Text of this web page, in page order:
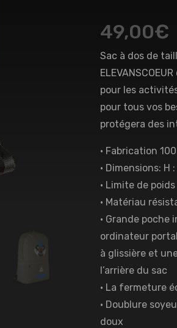
49,00€
Sac à dos de
pour les
pour tous vos
protégera des
• Fabrication
• Dimensions: H
• Limite de
• Matériau
• Grande poche
ordinateur
à glissière et
l’arrière du sac
• La fermeture
• Doublure
doux